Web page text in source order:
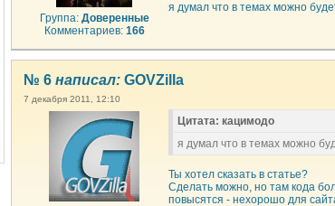
Группа: Доверенные
Комментариев: 166
я думал что в темах можно
№ 6 написал: GOVZilla
7 декабря 2011, 12:10
Цитата: кацимодо
я думал что в темах можно
Ты хотел сказать в статье?
Сделать можно, но там кода
повысятся - нехорошо для